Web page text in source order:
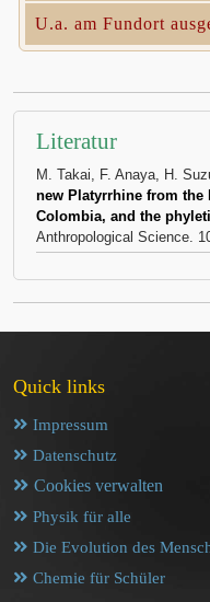
U.a. am Fundort
Literatur
M. Takai, F. Anaya, H.
new Platyrrhine from the
Colombia, and the
Anthropological Science.
Quick links
Impressum
Datenschutz
Cookies verwalten
Physik für alle
Die Evolution des
Chemie für Schüler